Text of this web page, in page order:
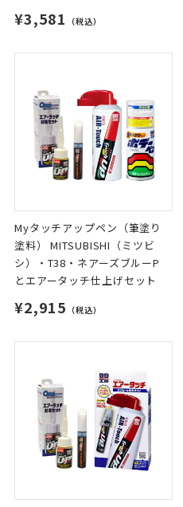
¥3,581 （税込）
Myタッチアップペン（筆塗り
塗料） MITSUBISHI（ミツビ
シ）・T38・ネアーズブルーP
とエアータッチ仕上げセット
¥2,915 （税込）